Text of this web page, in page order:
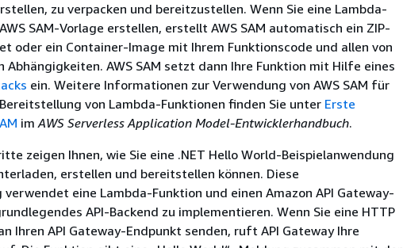
zu verpacken und bereitzustellen. Wenn Sie eine Lambda-
SAM-Vorlage erstellen, erstellt AWS SAM automatisch ein ZIP-
oder ein Container-Image mit Ihrem Funktionscode und allen von
Abhängigkeiten. AWS SAM setzt dann Ihre Funktion mit Hilfe eines
ein. Weitere Informationen zur Verwendung von AWS SAM für
von Lambda-Funktionen finden Sie unter Erste
imAWS Serverless Application Model-Entwicklerhandbuch.
zeigen Ihnen, wie Sie eine .NET Hello World-Beispielanwendung
erstellen und bereitstellen können. Diese
verwendet eine Lambda-Funktion und einen Amazon API Gateway-
API-Backend zu implementieren. Wenn Sie eine HTTP
Ihren API Gateway-Endpunkt senden, ruft API Gateway Ihre